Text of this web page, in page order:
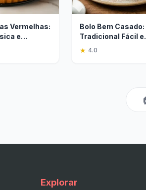
Vermelhas:
e
Bolo Bem
Tradicional Fácil e
Deliciosa
★ 4.0
Explorar